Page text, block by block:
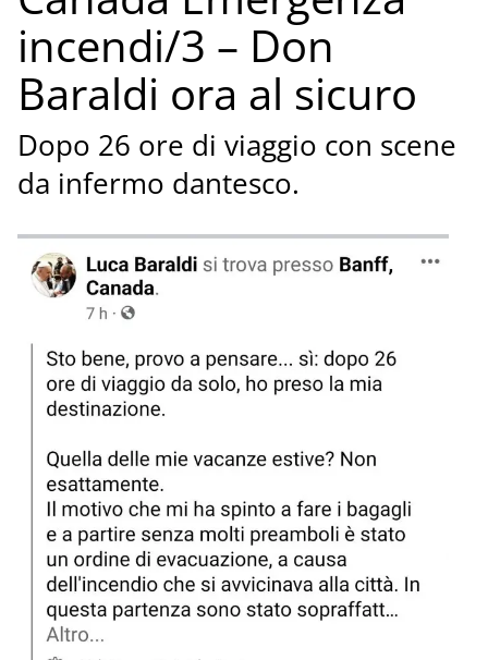
incendi/3 – Don
Baraldi ora al sicuro
Dopo 26 ore di viaggio con scene
da infermo dantesco.